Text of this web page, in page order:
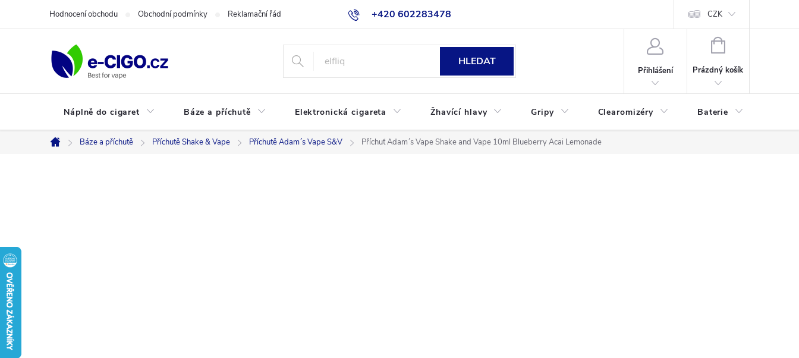
+420 602283478
Hodnocení obchodu Obchodní podmínky Reklamační řád Jak nakupovat CZK
HLEDAT
Přihlášení
NÁKUPNÍ
Prázdný košík
Náplně do cigaret Báze a příchutě Elektronická cigareta Žhavící hlavy Gripy Clearomizéry Baterie
Domů
Báze a příchutě Příchutě Shake & Vape Příchutě Adam´s Vape S&V Příchuť Adam´s Vape Shake and Vape 10ml Blueberry Acai Lemonade